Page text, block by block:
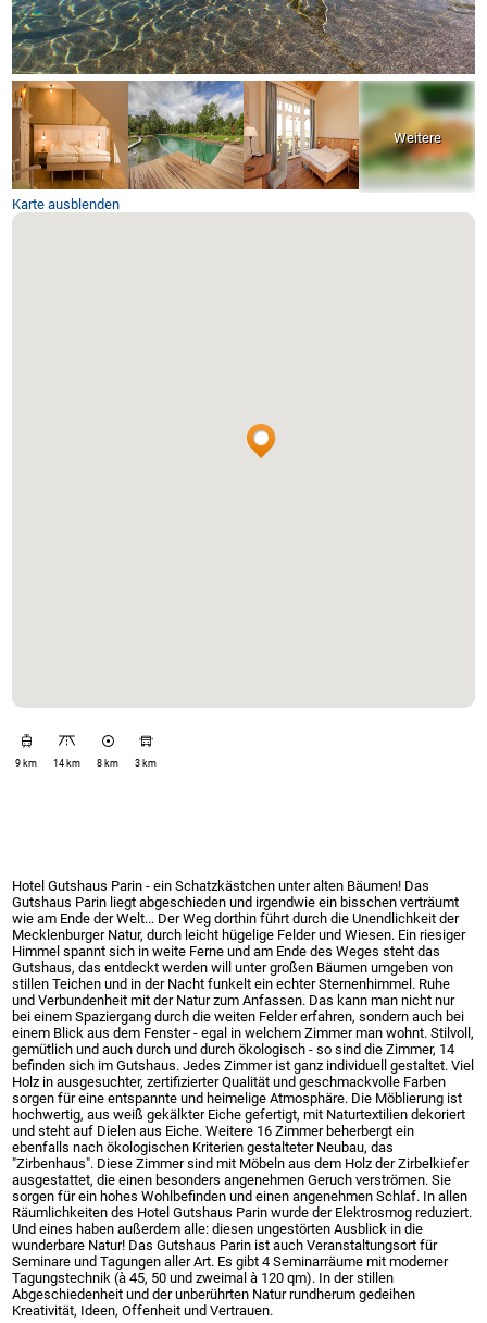
Karte ausblenden
9 km 14 km 8 km 3 km
Hotel Gutshaus Parin - ein Schatzkästchen unter alten Bäumen! Das
Gutshaus Parin liegt abgeschieden und irgendwie ein bisschen verträumt
wie am Ende der Welt... Der Weg dorthin führt durch die Unendlichkeit der
Mecklenburger Natur, durch leicht hügelige Felder und Wiesen. Ein riesiger
Himmel spannt sich in weite Ferne und am Ende des Weges steht das
Gutshaus, das entdeckt werden will unter großen Bäumen umgeben von
stillen Teichen und in der Nacht funkelt ein echter Sternenhimmel. Ruhe
und Verbundenheit mit der Natur zum Anfassen. Das kann man nicht nur
bei einem Spaziergang durch die weiten Felder erfahren, sondern auch bei
einem Blick aus dem Fenster - egal in welchem Zimmer man wohnt. Stilvoll,
gemütlich und auch durch und durch ökologisch - so sind die Zimmer, 14
befinden sich im Gutshaus. Jedes Zimmer ist ganz individuell gestaltet. Viel
Holz in ausgesuchter, zertifizierter Qualität und geschmackvolle Farben
sorgen für eine entspannte und heimelige Atmosphäre. Die Möblierung ist
hochwertig, aus weiß gekälkter Eiche gefertigt, mit Naturtextilien dekoriert
und steht auf Dielen aus Eiche. Weitere 16 Zimmer beherbergt ein
ebenfalls nach ökologischen Kriterien gestalteter Neubau, das
"Zirbenhaus". Diese Zimmer sind mit Möbeln aus dem Holz der Zirbelkiefer
ausgestattet, die einen besonders angenehmen Geruch verströmen. Sie
sorgen für ein hohes Wohlbefinden und einen angenehmen Schlaf. In allen
Räumlichkeiten des Hotel Gutshaus Parin wurde der Elektrosmog reduziert.
Und eines haben außerdem alle: diesen ungestörten Ausblick in die
wunderbare Natur! Das Gutshaus Parin ist auch Veranstaltungsort für
Seminare und Tagungen aller Art. Es gibt 4 Seminarräume mit moderner
Tagungstechnik (à 45, 50 und zweimal à 120 qm). In der stillen
Abgeschiedenheit und der unberührten Natur rundherum gedeihen
Kreativität, Ideen, Offenheit und Vertrauen.